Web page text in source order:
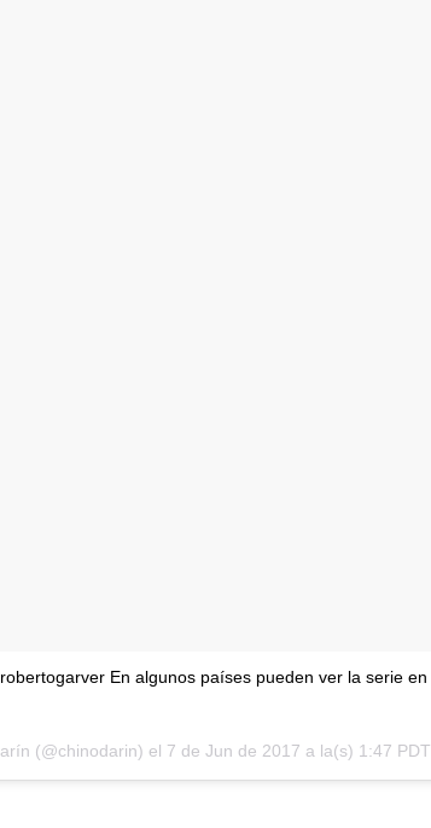
En algunos países pueden ver la serie en
(@chinodarin) el 7 de Jun de 2017 a la(s) 1:47 PDT